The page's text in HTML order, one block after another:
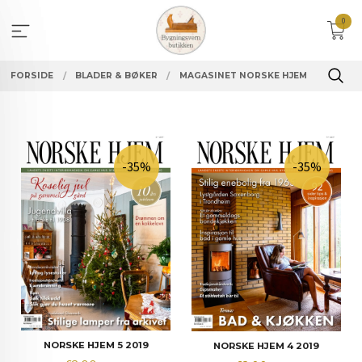
innholdet
0
FORSIDE BLADER & BØKER MAGASINET NORSKE HJEM
NORSKE HJEM 5 2019
-35%
NORSKE HJEM 4 2019
-35%